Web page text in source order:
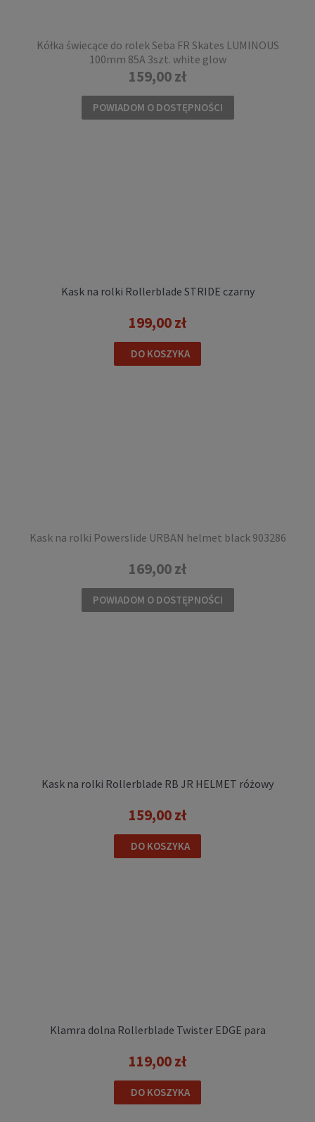
49,00 zł
DO KOSZYKA
Kółka świecące do rolek Seba FR Skates LUMINOUS
100mm 85A 3szt. white glow
159,00 zł
POWIADOM O DOSTĘPNOŚCI
Kask na rolki Rollerblade STRIDE czarny
199,00 zł
DO KOSZYKA
Kask na rolki Powerslide URBAN helmet black 903286
169,00 zł
POWIADOM O DOSTĘPNOŚCI
Kask na rolki Rollerblade RB JR HELMET różowy
159,00 zł
DO KOSZYKA
Klamra dolna Rollerblade Twister EDGE para
119,00 zł
DO KOSZYKA